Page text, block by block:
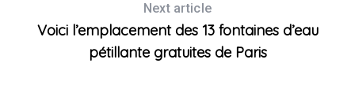
Next article
Voici l’emplacement des 13 fontaines d’eau
pétillante gratuites de Paris